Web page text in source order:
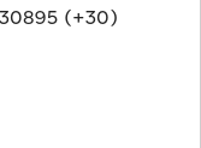
30895 (+30)